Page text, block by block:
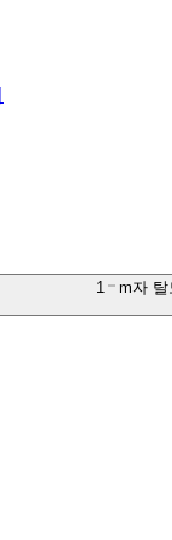
1 m자 탈